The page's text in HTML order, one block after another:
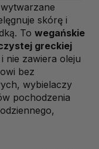
wytwarzane
skórę i
To wegańskie
greckiej
nie zawiera oleju
bez
wybielaczy
pochodzenia